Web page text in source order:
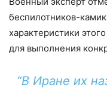
беспилотников-
характеристики
для выполнения
“В Иране их